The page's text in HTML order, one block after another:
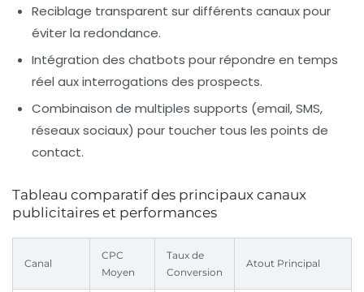
Reciblage transparent sur différents canaux pour
éviter la redondance.
Intégration des chatbots pour répondre en temps
réel aux interrogations des prospects.
Combinaison de multiples supports (email, SMS,
réseaux sociaux) pour toucher tous les points de
contact.
Tableau comparatif des principaux canaux
publicitaires et performances
Canal
CPC
Moyen
Taux de
Conversion
Atout Principal